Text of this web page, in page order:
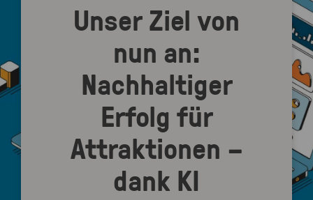
Unser Ziel von
nun an:
Nachhaltiger
Erfolg für
Attraktionen –
dank KI